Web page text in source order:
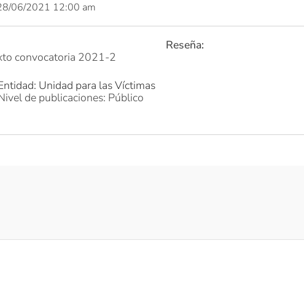
06/2021 12:00 am
Reseña:
convocatoria 2021-2
Unidad para las Víctimas
de publicaciones: Público